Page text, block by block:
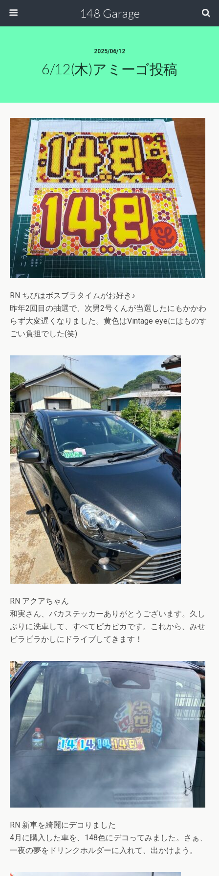
148 Garage
2025/06/12
6/12(木)アミーゴ投稿
RN ちびはボスブラタイムがお好き♪
昨年2回目の抽選で、次男2号くんが当選したにもかかわ
らず大変遅くなりました。黄色はVintage eyeにはものす
ごい負担でした(笑)
RN アクアちゃん
和実さん、バカステッカーありがとうございます。久し
ぶりに洗車して、すべてピカピカです。これから、みせ
ビラビラかしにドライブしてきます！
RN 新車を綺麗にデコりました
4月に購入した車を、148色にデコってみました。さぁ、
一夜の夢をドリンクホルダーに入れて、出かけよう。